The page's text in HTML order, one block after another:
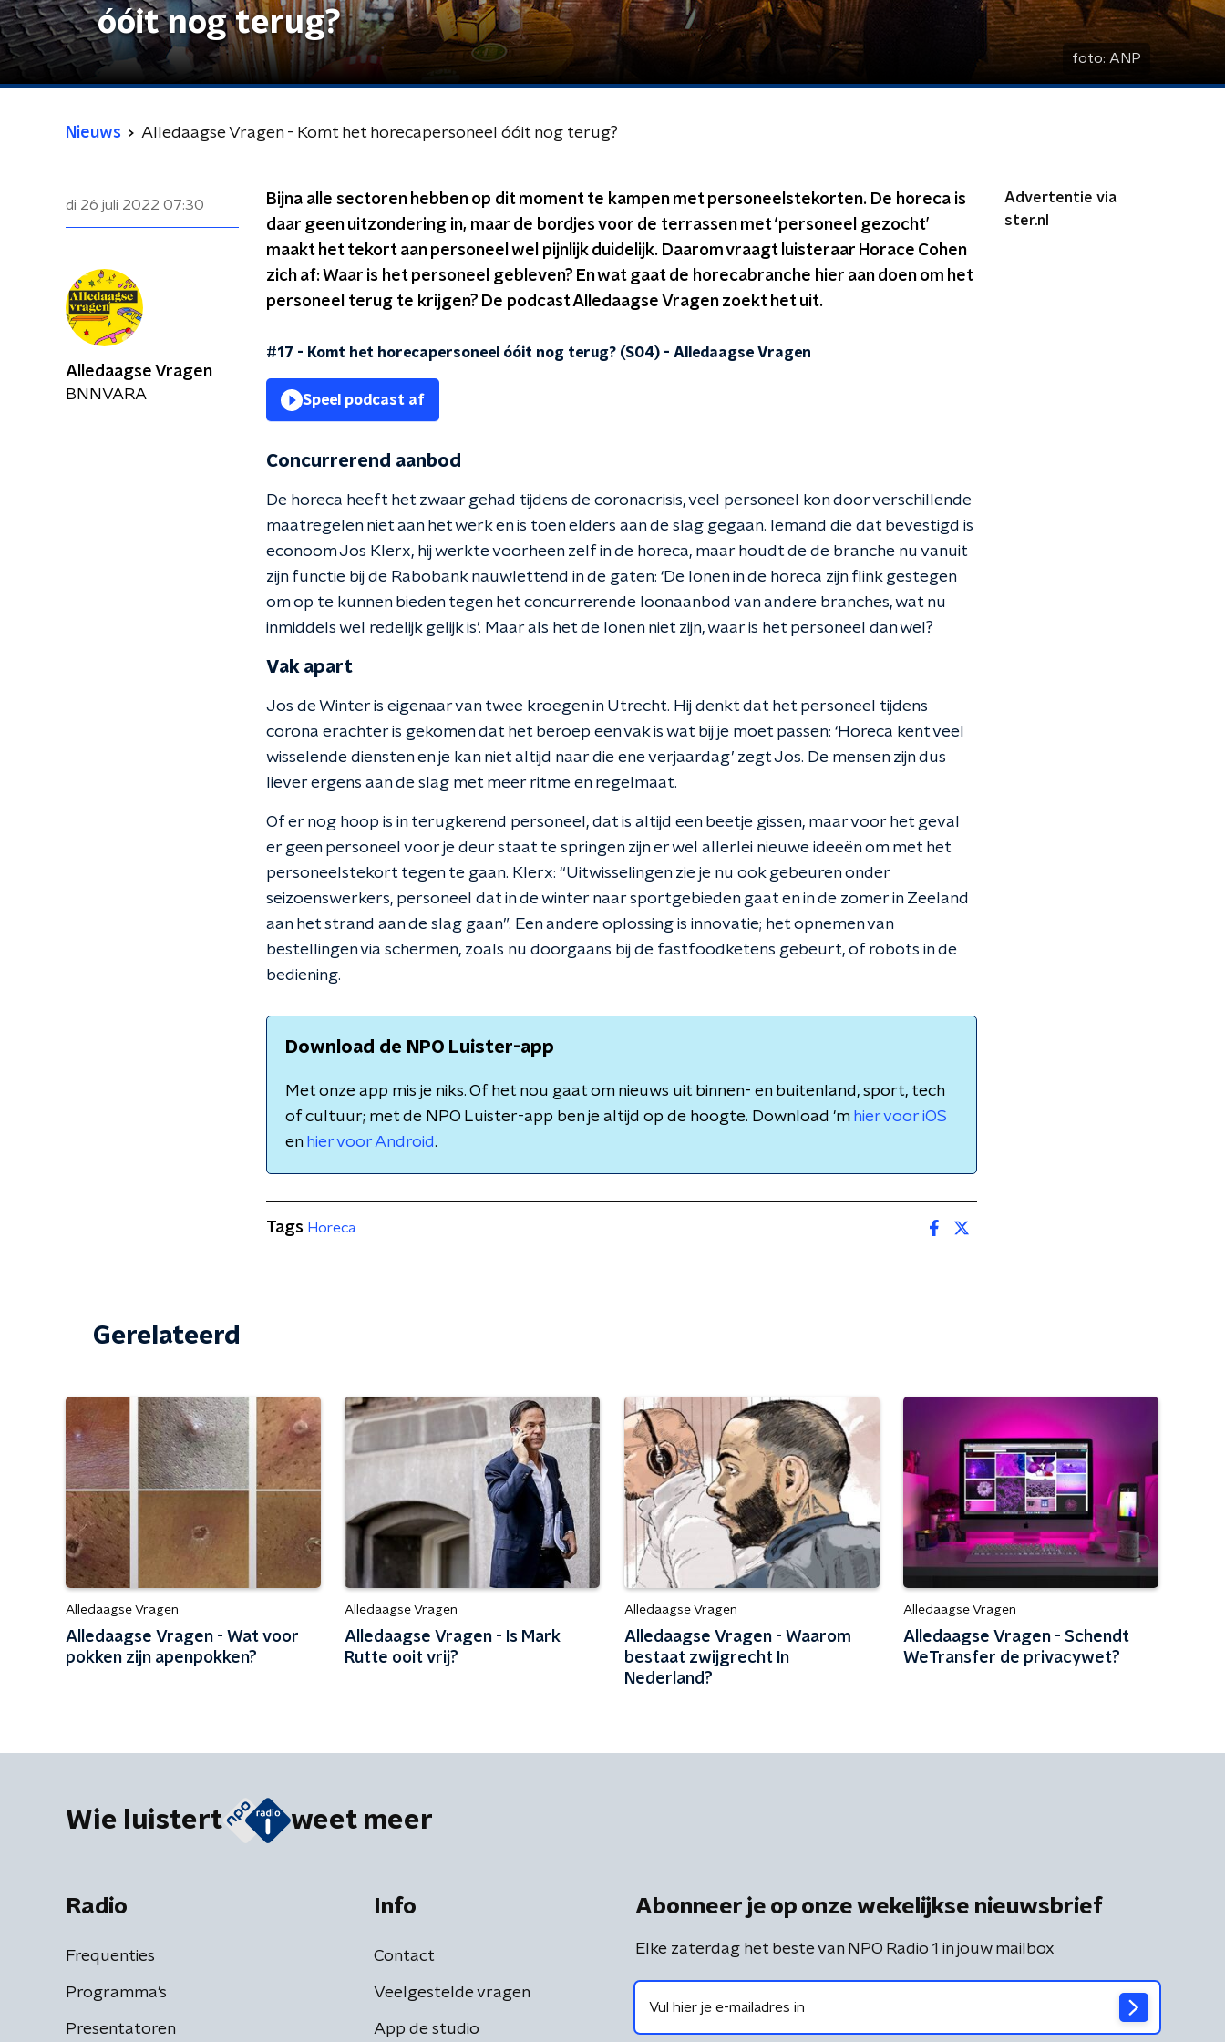
óóit nog terug?
foto: ANP
Nieuws Alledaagse Vragen - Komt het horecapersoneel óóit nog terug?
di 26 juli 2022 07:30
Bijna alle sectoren hebben op dit moment te kampen met personeelstekorten. De horeca is
daar geen uitzondering in, maar de bordjes voor de terrassen met ‘personeel gezocht’
maakt het tekort aan personeel wel pijnlijk duidelijk. Daarom vraagt luisteraar Horace Cohen
zich af: Waar is het personeel gebleven? En wat gaat de horecabranche hier aan doen om het
personeel terug te krijgen? De podcast Alledaagse Vragen zoekt het uit.
#17 - Komt het horecapersoneel óóit nog terug? (S04) - Alledaagse Vragen
Speel podcast af
Concurrerend aanbod
De horeca heeft het zwaar gehad tijdens de coronacrisis, veel personeel kon door verschillende
maatregelen niet aan het werk en is toen elders aan de slag gegaan. Iemand die dat bevestigd is
econoom Jos Klerx, hij werkte voorheen zelf in de horeca, maar houdt de de branche nu vanuit
zijn functie bij de Rabobank nauwlettend in de gaten: ‘De lonen in de horeca zijn flink gestegen
om op te kunnen bieden tegen het concurrerende loonaanbod van andere branches, wat nu
inmiddels wel redelijk gelijk is’. Maar als het de lonen niet zijn, waar is het personeel dan wel?
Vak apart
Jos de Winter is eigenaar van twee kroegen in Utrecht. Hij denkt dat het personeel tijdens
corona erachter is gekomen dat het beroep een vak is wat bij je moet passen: ‘Horeca kent veel
wisselende diensten en je kan niet altijd naar die ene verjaardag’ zegt Jos. De mensen zijn dus
liever ergens aan de slag met meer ritme en regelmaat.
Of er nog hoop is in terugkerend personeel, dat is altijd een beetje gissen, maar voor het geval
er geen personeel voor je deur staat te springen zijn er wel allerlei nieuwe ideeën om met het
personeelstekort tegen te gaan. Klerx: “Uitwisselingen zie je nu ook gebeuren onder
seizoenswerkers, personeel dat in de winter naar sportgebieden gaat en in de zomer in Zeeland
aan het strand aan de slag gaan”. Een andere oplossing is innovatie; het opnemen van
bestellingen via schermen, zoals nu doorgaans bij de fastfoodketens gebeurt, of robots in de
bediening.
Download de NPO Luister-app
Met onze app mis je niks. Of het nou gaat om nieuws uit binnen- en buitenland, sport, tech
of cultuur; met de NPO Luister-app ben je altijd op de hoogte. Download 'm hier voor iOS
en hier voor Android.
Advertentie via
ster.nl
Alledaagse Vragen
BNNVARA
Tags Horeca
Gerelateerd
Alledaagse Vragen
Alledaagse Vragen - Wat voor
pokken zijn apenpokken?
Alledaagse Vragen
Alledaagse Vragen - Is Mark
Rutte ooit vrij?
Alledaagse Vragen
Alledaagse Vragen - Waarom
bestaat zwijgrecht In
Nederland?
Alledaagse Vragen
Alledaagse Vragen - Schendt
WeTransfer de privacywet?
Wie luistert weet meer
Radio
Frequenties
Programma's
Presentatoren
Info
Contact
Veelgestelde vragen
App de studio
Abonneer je op onze wekelijkse nieuwsbrief
Elke zaterdag het beste van NPO Radio 1 in jouw mailbox